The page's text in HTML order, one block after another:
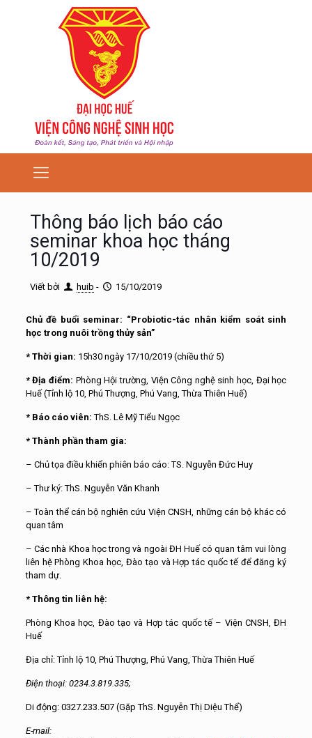
Thông báo lịch báo cáo
seminar khoa học tháng
10/2019
Viết bởi huib - 15/10/2019
Chủ đề buổi seminar: “Probiotic-tác nhân kiểm soát sinh
học trong nuôi trồng thủy sản”
* Thời gian: 15h30 ngày 17/10/2019 (chiều thứ 5)
* Địa điểm: Phòng Hội trường, Viện Công nghệ sinh học, Đại học
Huế (Tỉnh lộ 10, Phú Thượng, Phú Vang, Thừa Thiên Huế)
* Báo cáo viên: ThS. Lê Mỹ Tiểu Ngọc
* Thành phần tham gia:
– Chủ tọa điều khiển phiên báo cáo: TS. Nguyễn Đức Huy
– Thư ký: ThS. Nguyễn Văn Khanh
– Toàn thể cán bộ nghiên cứu Viện CNSH, những cán bộ khác có
quan tâm
– Các nhà Khoa học trong và ngoài ĐH Huế có quan tâm vui lòng
liên hệ Phòng Khoa học, Đào tạo và Hợp tác quốc tế để đăng ký
tham dự.
* Thông tin liên hệ:
Phòng Khoa học, Đào tạo và Hợp tác quốc tế – Viện CNSH, ĐH
Huế
Địa chỉ: Tỉnh lộ 10, Phú Thượng, Phú Vang, Thừa Thiên Huế
Điện thoại: 0234.3.819.335;
Di động: 0327.233.507 (Gặp ThS. Nguyễn Thị Diệu Thể)
E-mail: